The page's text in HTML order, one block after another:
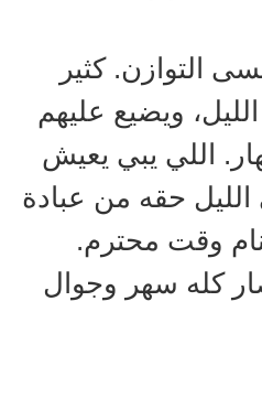
التوازن. كثير
ويضيع عليهم
اللي يبي يعيش
حقه من عبادة
وقت محترم.
كله سهر وجوال